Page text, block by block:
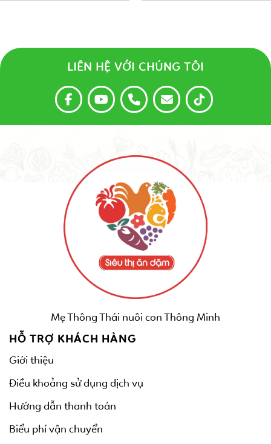
LIÊN HỆ VỚI CHÚNG TÔI
Mẹ Thông Thái nuôi con Thông Minh
HỖ TRỢ KHÁCH HÀNG
Giới thiệu
Điều khoảng sử dụng dịch vụ
Hướng dẫn thanh toán
Biểu phí vận chuyển